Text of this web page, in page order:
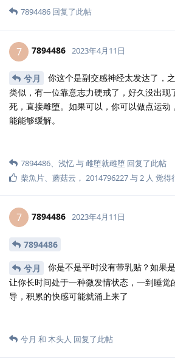
7894486 回复了此帖
7 7894486 2023年4月11日
兮月
你这个是副交感神经太发达了，
类似，有一位靠意志力硬戒了，好久没出现
死，直接雌堕。如果可以，你可以做点运动
能能够缓解。
7894486、 浅忆与雌堕就雌堕 回复了此帖
柴魚片、 蘑菇云 ， 2014796227与2 人 觉得
7 7894486 2023年4月11日
7894486
兮月
你是不是平时没有带乳贴？如果
让你长时间处于一种微发情状态，一到睡觉
导，积累的快感可能就涌上来了
兮月 和 木头人 回复了此帖